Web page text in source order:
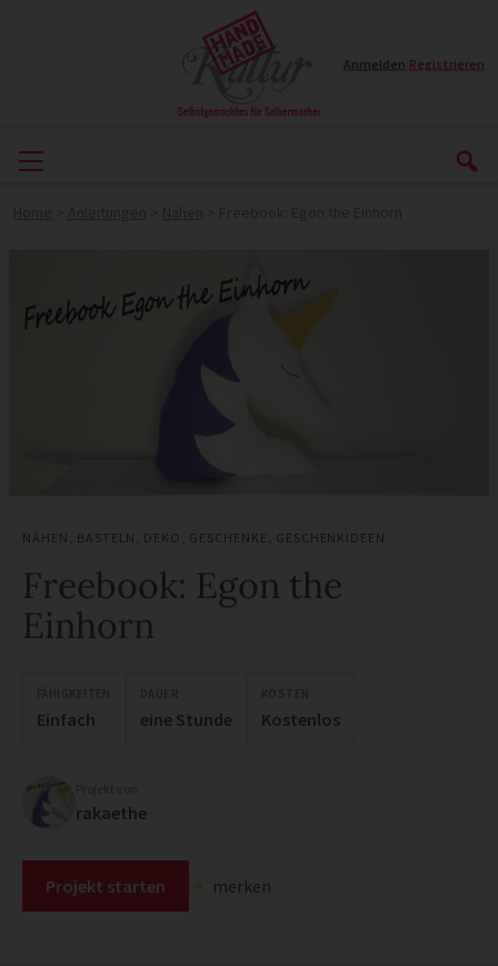
Anmelden Registrieren
NÄHEN BASTELN DEKO GESCHENKE GESCHENKIDEEN
Freebook: Egon the
Einhorn
Einfach eine Stunde Kostenlos
rakaethe
Projekt starten merken